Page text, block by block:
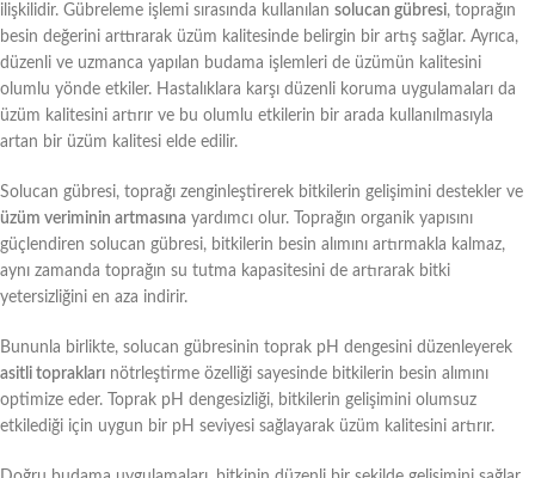
ilişkilidir. Gübreleme işlemi sırasında kullanılan solucan gübresi, toprağın
besin değerini arttırarak üzüm kalitesinde belirgin bir artış sağlar. Ayrıca,
düzenli ve uzmanca yapılan budama işlemleri de üzümün kalitesini
olumlu yönde etkiler. Hastalıklara karşı düzenli koruma uygulamaları da
üzüm kalitesini artırır ve bu olumlu etkilerin bir arada kullanılmasıyla
artan bir üzüm kalitesi elde edilir.
Solucan gübresi, toprağı zenginleştirerek bitkilerin gelişimini destekler ve
üzüm veriminin artmasına yardımcı olur. Toprağın organik yapısını
güçlendiren solucan gübresi, bitkilerin besin alımını artırmakla kalmaz,
aynı zamanda toprağın su tutma kapasitesini de artırarak bitki
yetersizliğini en aza indirir.
Bununla birlikte, solucan gübresinin toprak pH dengesini düzenleyerek
asitli toprakları nötrleştirme özelliği sayesinde bitkilerin besin alımını
optimize eder. Toprak pH dengesizliği, bitkilerin gelişimini olumsuz
etkilediği için uygun bir pH seviyesi sağlayarak üzüm kalitesini artırır.